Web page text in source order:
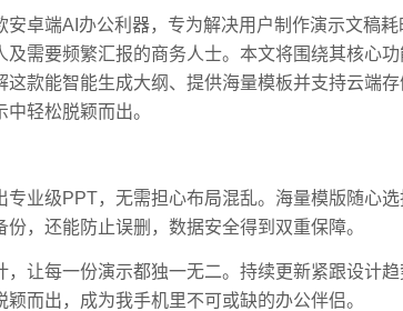
卓端AI办公利器，专为解决用户制作演示文稿
需要频繁汇报的商务人士。本文将围绕其核心
款能智能生成大纲、提供海量模板并支持云端
轻松脱颖而出。
专业级PPT，无需担心布局混乱。海量模版随心
，还能防止误删，数据安全得到双重保障。
，让每一份演示都独一无二。持续更新紧跟设计
而出，成为我手机里不可或缺的办公伴侣。